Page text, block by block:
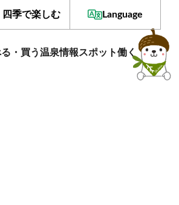
四季で楽しむ Language
・買う温泉情報スポット働く